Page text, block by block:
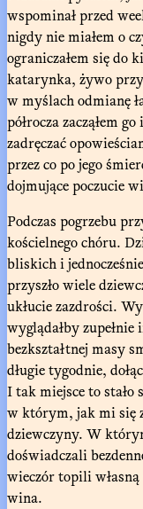
wspominał przed
nigdy nie miałem o
ograniczałem się do
katarynka, żywo
w myślach odmianę
półrocza zacząłem
zadręczać
przez co po jego
dojmujące poczucie
Podczas pogrzebu
kościelnego chóru.
bliskich i
przyszło wiele
ukłucie zazdrości.
wyglądałby
bezkształtnej masy
długie tygodnie,
I tak miejsce to
w którym, jak mi się
dziewczyny. W
doświadczali
wieczór topili
wina.